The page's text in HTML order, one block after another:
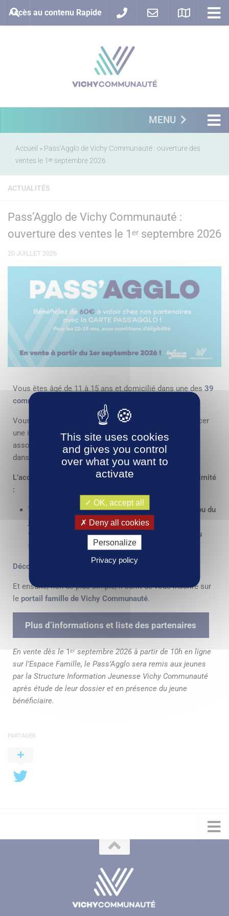
Accès au contenu Rapide
MENU
Accueil » Pass’Agglo de Vichy Communauté : ouverture des
ventes le 1ᵉʳ septembre 2026
ACTUALITÉS
Pass’Agglo de Vichy Communauté :
ouverture des ventes le 1ᵉʳ septembre 2026
20 JUILLET 2026
Vous êtes âgé de 11 à 15 ans et domicilié dans une des 39
communes de Vichy Communauté
Vous souhaitez profiter de 60 € pour vous aider à financer
une inscription dans un club sportif, une adhésion
associative ou encore financer une activité ou un achat
dans les domaines culturel, sportif ou de loisir ?
L’accès au dispositif, à la date de son acquisition, est limité
:
Tarif selon les ressources déclarées des familles ou du
jeune (salaires, big pro, pensions alimentaires
versées…) avant déduction de 10 %, abattement ou
frais réels
Découvrez si vous êtes éligibles au Pass’Agglo
Et ensuite, rien de plus simple, il suffit de vous inscrire sur
le portail famille de Vichy Communauté.
Plus d’informations et liste des partenaires
En vente dès le1ᵉʳseptembre 2026 à partir de 10h en ligne
sur l’Espace Famille, le Pass’Agglo sera remis aux jeunes
par la Structure Information Jeunesse Vichy Communauté
après étude de leur dossier et en présence du jeune
bénéficiaire.
PARTAGER
This site uses cookies
and gives you control
over what you want to
activate
OK, accept all
Deny all cookies
Personalize
Privacy policy